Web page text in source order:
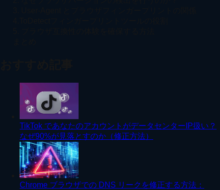
TikTok であなたのアカウントがデータセンターIP扱い？
なぜ90%が見落とすのか（修正方法）
Chrome ブラウザでの DNS リークを修正する方法：